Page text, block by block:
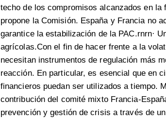
techo de los compromisos alcanzados en
propone la Comisión. España y Francia no
garantice la estabilización de la PAC.rnrn·
agrícolas.Con el fin de hacer frente a la
necesitan instrumentos de regulación más
reacción. En particular, es esencial que en
financieros puedan ser utilizados a tiempo.
contribución del comité mixto Francia-
prevención y gestión de crisis a través de